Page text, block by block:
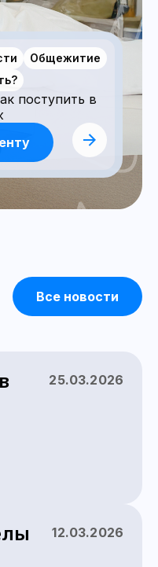
Общежитие
поступить в
Все новости
25.03.2026
12.03.2026